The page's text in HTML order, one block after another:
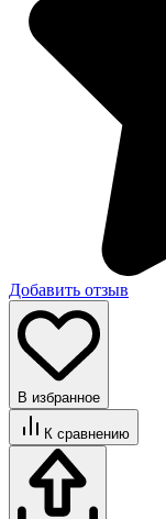
Добавить отзыв
В избранное
К сравнению